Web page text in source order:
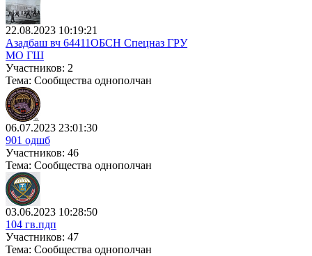
22.08.2023 10:19:21
Азадбаш вч 64411ОБСН Спецназ ГРУ
МО ГШ
Участников: 2
Тема: Сообщества однополчан
06.07.2023 23:01:30
901 одшб
Участников: 46
Тема: Сообщества однополчан
03.06.2023 10:28:50
104 гв.пдп
Участников: 47
Тема: Сообщества однополчан